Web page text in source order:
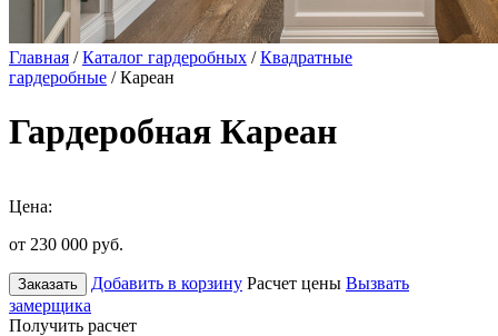
Главная /Каталог гардеробных /Квадратные
гардеробные / Кареан
Гардеробная Кареан
Цена:
от 230 000 руб.
Заказать Добавить в корзину Расчет цены Вызвать
замерщика
Получить расчет